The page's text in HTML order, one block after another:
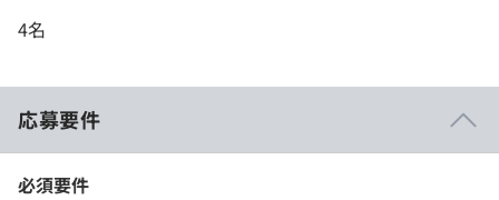
4名
応募要件
必須要件